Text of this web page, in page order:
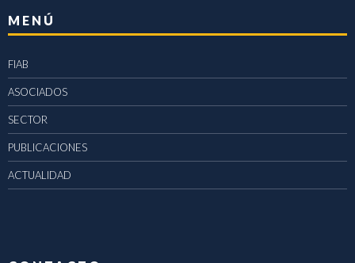
MENÚ
FIAB
ASOCIADOS
SECTOR
PUBLICACIONES
ACTUALIDAD